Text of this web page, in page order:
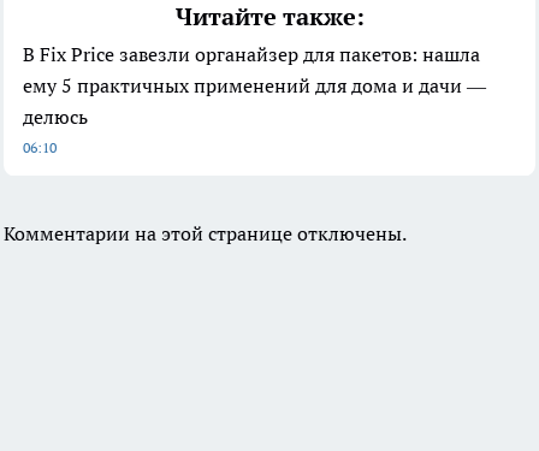
Читайте также:
В Fix Price завезли органайзер для пакетов: нашла
ему 5 практичных применений для дома и дачи —
делюсь
06:10
Комментарии на этой странице отключены.